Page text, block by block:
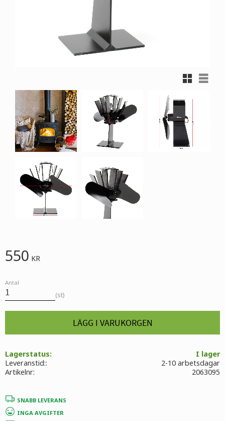
Rutnätsvy
Listvy
550 KR
Antal
st
Lagerstatus
I lager
Artikelnr
2063095
Leveranstid: 2-10 arbetsdagar
SNABB LEVERANS
INGA AVGIFTER